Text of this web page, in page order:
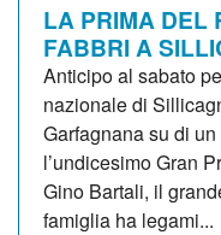
LA PRIMA DEL
FABBRI A
Anticipo al sabato
nazionale di
Garfagnana su di
l’undicesimo Gran
Gino Bartali, il
famiglia ha legami...